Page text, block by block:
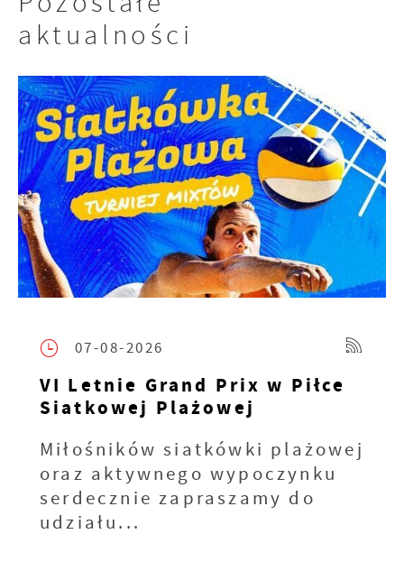
aktualności
07-08-2026
VI Letnie Grand Prix w Piłce
Siatkowej Plażowej
Miłośników siatkówki plażowej
oraz aktywnego wypoczynku
serdecznie zapraszamy do
udziału...